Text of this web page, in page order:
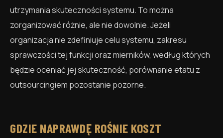
utrzymania skuteczności systemu. To można
zorganizować różnie, ale nie dowolnie. Jeżeli
organizacja nie zdefiniuje celu systemu, zakresu
sprawczości tej funkcji oraz mierników, według których
będzie oceniać jej skuteczność, porównanie etatu z
outsourcingiem pozostanie pozorne.
GDZIE NAPRAWDĘ ROŚNIE KOSZT